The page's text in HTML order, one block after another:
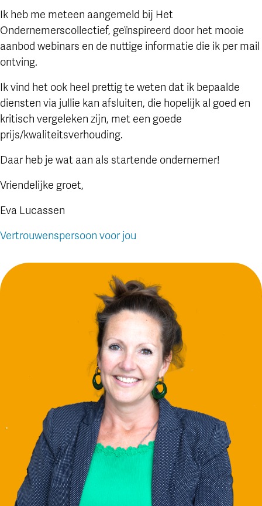
Ik heb me meteen aangemeld bij Het
Ondernemerscollectief, geïnspireerd door het mooie
aanbod webinars en de nuttige informatie die ik per mail
ontving.
Ik vind het ook heel prettig te weten dat ik bepaalde
diensten via jullie kan afsluiten, die hopelijk al goed en
kritisch vergeleken zijn, met een goede
prijs/kwaliteitsverhouding.
Daar heb je wat aan als startende ondernemer!
Vriendelijke groet,
Eva Lucassen
Vertrouwenspersoon voor jou